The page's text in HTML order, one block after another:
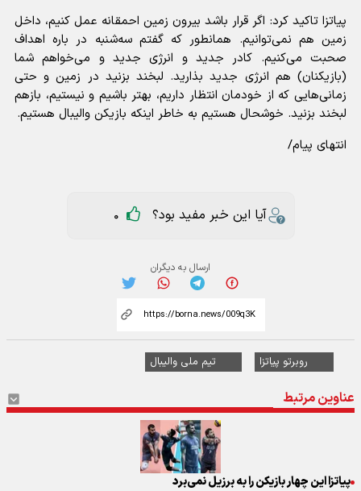
پیاتزا تاکید کرد: اگر قرار باشد بیرون زمین احمقانه عمل کنیم، داخل
زمین هم نمی‌توانیم. همانطور که گفتم سه‌شنبه در باره اهداف
صحبت می‌کنیم. کادر جدید و انرژی جدید و می‌خواهم شما
(بازیکنان) هم انرژی جدید بذارید. لبخند بزنید در زمین و حتی
زمانی‌هایی که از خودمان انتظار داریم، بهتر باشیم و نیستیم، بازهم
لبخند بزنید. خوشحال هستیم به خاطر اینکه بازیکن والیبال هستیم.
انتهای پیام/
آیا این خبر مفید بود؟ 0
ارسال به دیگران
روبرتو پیاتزا تیم ملی والیبال
عناوین مرتبط
پیاتزا این چهار بازیکن را به برزیل نمی‌برد